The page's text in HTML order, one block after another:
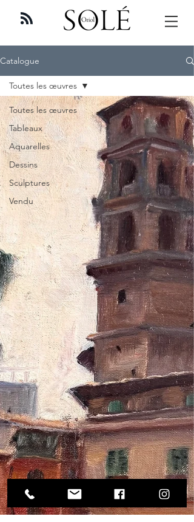
Catalogue
Toutes les œuvres
Tableaux
Aquarelles
Dessins
Sculptures
Vendu
Toutes les œuvres